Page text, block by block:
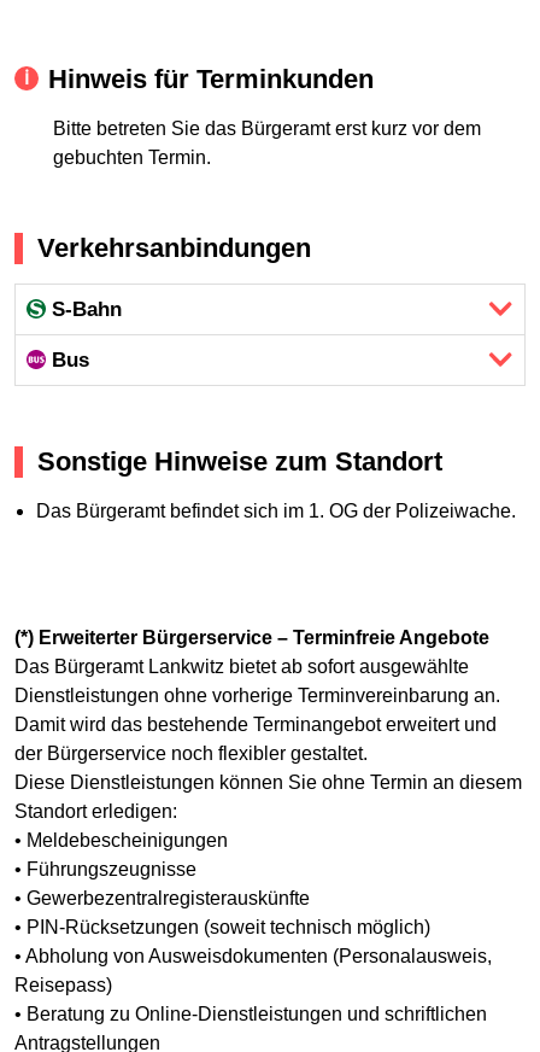
Hinweis für Terminkunden
Bitte betreten Sie das Bürgeramt erst kurz vor dem
gebuchten Termin.
Verkehrsanbindungen
S-Bahn
Bus
Sonstige Hinweise zum Standort
Das Bürgeramt befindet sich im 1. OG der Polizeiwache.
(*) Erweiterter Bürgerservice – Terminfreie Angebote
Das Bürgeramt Lankwitz bietet ab sofort ausgewählte
Dienstleistungen ohne vorherige Terminvereinbarung an.
Damit wird das bestehende Terminangebot erweitert und
der Bürgerservice noch flexibler gestaltet.
Diese Dienstleistungen können Sie ohne Termin an diesem
Standort erledigen:
• Meldebescheinigungen
• Führungszeugnisse
• Gewerbezentralregisterauskünfte
• PIN-Rücksetzungen (soweit technisch möglich)
• Abholung von Ausweisdokumenten (Personalausweis,
Reisepass)
• Beratung zu Online-Dienstleistungen und schriftlichen
Antragstellungen